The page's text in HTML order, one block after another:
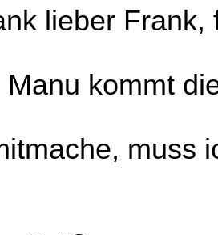
lieber
Manu kommt
muss